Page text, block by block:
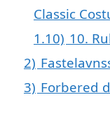
Classic
1.10) 10.
2)
3) Forbered